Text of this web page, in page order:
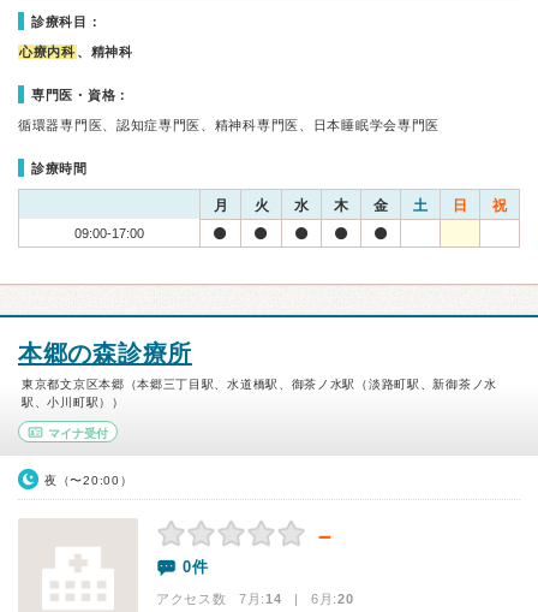
診療科目：
心療内科 、精神科
専門医・資格：
循環器専門医、認知症専門医、精神科専門医、日本睡眠学会専門医
診療時間
月 火 水 木 金 土 日 祝
09:00-17:00
本郷の森診療所
東京都文京区本郷（本郷三丁目駅、水道橋駅、御茶ノ水駅（淡路町駅、新御茶ノ水
駅、小川町駅））
マイナ受付
夜（〜20:00）
－
0件
アクセス数 7月:14 | 6月:20